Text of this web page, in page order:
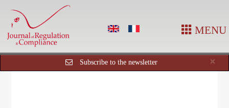
MENU
×
Subscribe to the newsletter